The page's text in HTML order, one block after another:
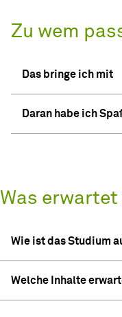
Zu wem
Das bringe ich mit
Daran habe ich
Was
Wie ist das Studium
Welche Inhalte